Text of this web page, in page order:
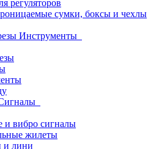
регуляторов
сумки, боксы и чехлы
Инструменты
и вибро сигналы
жилеты
и лини